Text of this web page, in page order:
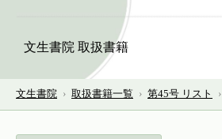
文生書院 取扱書籍
文生書院 › 取扱書籍一覧 › 第45号 リスト ›